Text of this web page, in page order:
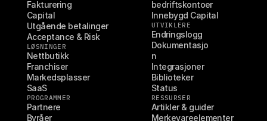
Fakturering
Capital
Utgående betalinger
Acceptance & Risk
LØSNINGER
Nettbutikk
Franchiser
Markedsplasser
SaaS
PROGRAMMER
Partnere
Byråer
bedriftskontoer
Innebygd Capital
UTVIKLERE
Endringslogg
Dokumentasjo
n
Integrasjoner
Biblioteker
Status
RESSURSER
Artikler & guider
Merkevareelementer